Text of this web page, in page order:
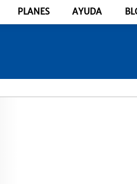
PLANES AYUDA